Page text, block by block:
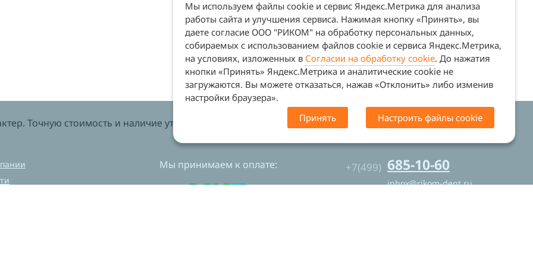
Точную стоимость и наличие уточняйте у менеджеров. Сайт не является офертой (ст. 437 ГК
Мы принимаем к оплате: +7(499) 685-10-60
inbox@rikom-dent.ru
Мы используем файлы cookie и сервис Яндекс.Метрика для анализа
работы сайта и улучшения сервиса. Нажимая кнопку «Принять», вы
даете согласие ООО "РИКОМ" на обработку персональных данных,
собираемых с использованием файлов cookie и сервиса Яндекс.Метрика,
на условиях, изложенных в Согласии на обработку cookie. До нажатия
кнопки «Принять» Яндекс.Метрика и аналитические cookie не
загружаются. Вы можете отказаться, нажав «Отклонить» либо изменив
настройки браузера».
Принять
Настроить файлы cookie